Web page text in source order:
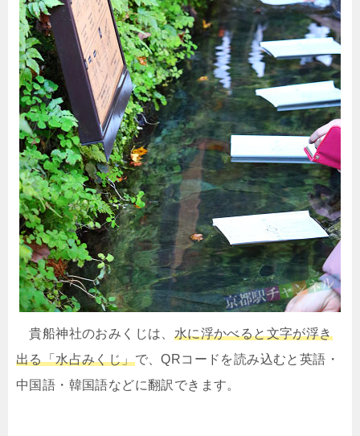
貴船神社のおみくじは、 水に浮かべると文字が浮き
出る「水占みくじ」で、QRコードを読み込むと英語・
中国語・韓国語などに翻訳できます。